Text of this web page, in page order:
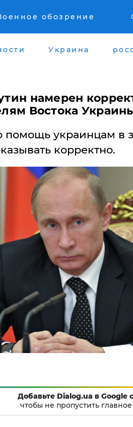
обозрение
Украина
намерен
Востока
помощь украинцам в
корректно.
Добавьте Dialog.ua в Google
чтобы не пропустить главное